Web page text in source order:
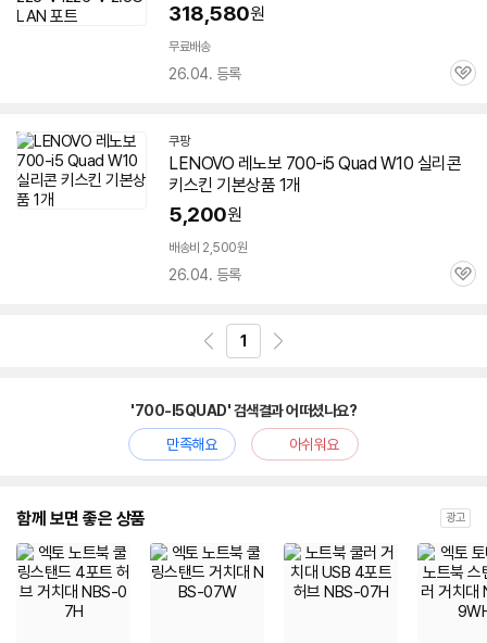
318,580원
무료배송
26.04. 등록
관
쿠팡
LENOVO 레노보 700-i5 Quad W10 실리콘
키스킨 기본상품 1개
5,200원
배송비 2,500원
26.04. 등록
관
1
'700-I5QUAD' 검색결과 어떠셨나요?
만족해요
아쉬워요
함께 보면 좋은 상품 광고